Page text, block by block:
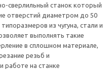
сверлильный станок который
отверстий диаметром до 50
из чугуна, стали и
выполнять такие
в сплошном материале,
резьб и
работе на станке